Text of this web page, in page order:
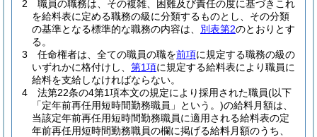
2
職員の職務は、その複雑、困難及び責任の度に基づきこれ
を給料表に定める職務の級に分類するものとし、その分類
の基準となる標準的な職務の内容は、 別表第2のとおりとす
る。
3
任命権者は、全ての職員の職を前項に規定する職務の級の
いずれかに格付けし、 第1項に規定する給料表により職員に
給料を支給しなければならない。
4
法第22条の4第1項本文の規定により採用された職員(以下
「定年前再任用短時間勤務職員」という。)の給料月額は、
当該定年前再任用短時間勤務職員に適用される給料表の定
年前再任用短時間勤務職員の欄に掲げる給料月額のうち、